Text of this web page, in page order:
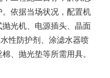
依据当场状况，配置机
光机、电源插头、晶面
性防护剂、涂滤水器喷
、抛光垫等所需用具。